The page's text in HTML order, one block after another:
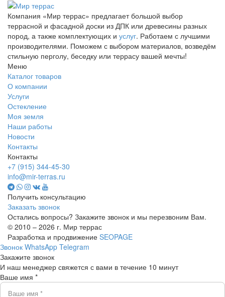
Компания «Мир террас» предлагает большой выбор
террасной и фасадной доски из ДПК или древесины разных
пород, а также комплектующих и услуг. Работаем с лучшими
производителями. Поможем с выбором материалов, возведём
стильную перголу, беседку или террасу вашей мечты!
Меню
Каталог товаров
О компании
Услуги
Остекление
Моя земля
Наши работы
Новости
Контакты
Контакты
+7 (915) 344-45-30
info@mir-terras.ru
Получить консультацию
Заказать звонок
Остались вопросы? Закажите звонок и мы перезвоним Вам.
© 2010 – 2026 г. Мир террас
Разработка и продвижение SEOPAGE
Звонок WhatsApp Telegram
Закажите звонок
И наш менеджер свяжется с вами в течение 10 минут
Ваше имя *